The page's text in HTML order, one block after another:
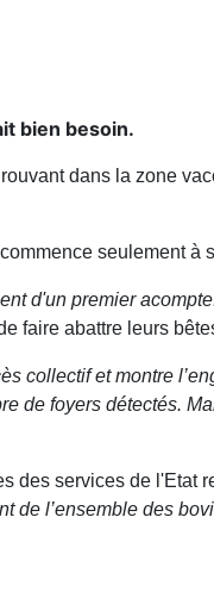
bien besoin.
dans la zone
seulement à
d'un premier
faire abattre leurs
collectif et montre
de foyers détectés.
des services de l'Etat
de l’ensemble des